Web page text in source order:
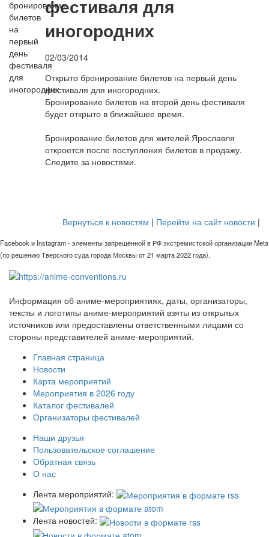
фестиваля для
иногородних
02/03/2014
Открыто бронирование билетов на первый день
фестиваля для иногородних.
Бронирование билетов на второй день фестиваля
будет открыто в ближайшее время.
Бронирование билетов для жителей Ярославля
откроется после поступления билетов в продажу.
Следите за новостями.
Вернуться к новостям | Перейти на сайт новости |
Facebook и Instagram - элементы запрещённой в РФ экстремистской организации Meta
(по решению Тверского суда города Москвы от 21 марта 2022 года).
Информация об аниме-мероприятиях, даты, организаторы,
тексты и логотипы аниме-мероприятий взяты из открытых
источников или предоставлены ответственными лицами со
стороны представителей аниме-мероприятий.
Главная страница
Новости
Карта мероприятий
Мероприятия в 2026 году
Каталог фестивалей
Организаторы фестивалей
Наши друзья
Пользовательское соглашение
Обратная связь
О нас
Лента мероприятий:
Лента новостей: